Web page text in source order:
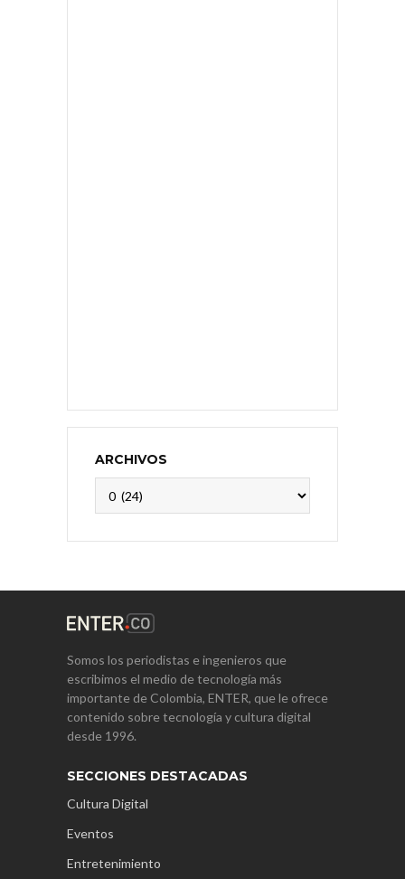
ARCHIVOS
Somos los periodistas e ingenieros que
escribimos el medio de tecnología más
importante de Colombia, ENTER, que le ofrece
contenido sobre tecnología y cultura digital
desde 1996.
SECCIONES DESTACADAS
Cultura Digital
Eventos
Entretenimiento